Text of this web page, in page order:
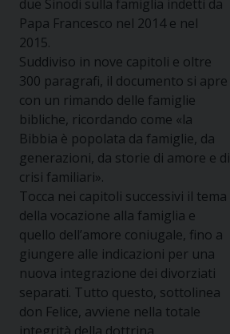
due Sinodi sulla famiglia indetti da
Papa Francesco nel 2014 e nel
2015.
Suddiviso in nove capitoli e oltre
300 paragrafi, il documento si apre
con un rimando delle famiglie
bibliche, ricordando come «la
Bibbia è popolata da famiglie, da
generazioni, da storie di amore e di
crisi familiari».
Tocca nei capitoli successivi il tema
della vocazione alla famiglia e
quello dell’amore coniugale, fino a
giungere alle indicazioni per una
nuova integrazione dei divorziati
separati. Tutto questo, sottolinea
don Felice, avviene nella totale